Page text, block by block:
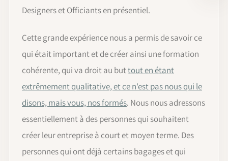
Designers et Officiants en présentiel.
Cette grande expérience nous a permis de savoir ce
qui était important et de créer ainsi une formation
cohérente, qui va droit au buttout en étant
extrêmement qualitative, et ce n'est pas nous qui le
disons, mais vous, nos formés. Nous nous adressons
essentiellement à des personnes qui souhaitent
créer leur entreprise à court et moyen terme. Des
personnes qui ont déjà certains bagages et qui